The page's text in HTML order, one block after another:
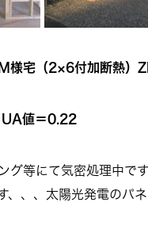
様宅（2×6付加断熱）
値＝0.22
グ等にて気密処理中で
、、、太陽光発電のパ